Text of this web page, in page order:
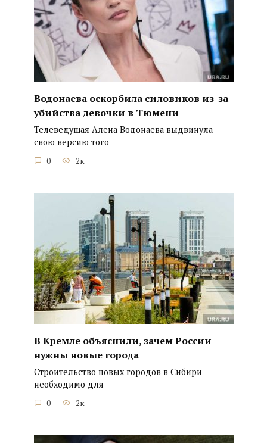
Водонаева оскорбила силовиков из-за
убийства девочки в Тюмени
Телеведущая Алена Водонаева выдвинула
свою версию того
0 2к.
В Кремле объяснили, зачем России
нужны новые города
Строительство новых городов в Сибири
необходимо для
0 2к.